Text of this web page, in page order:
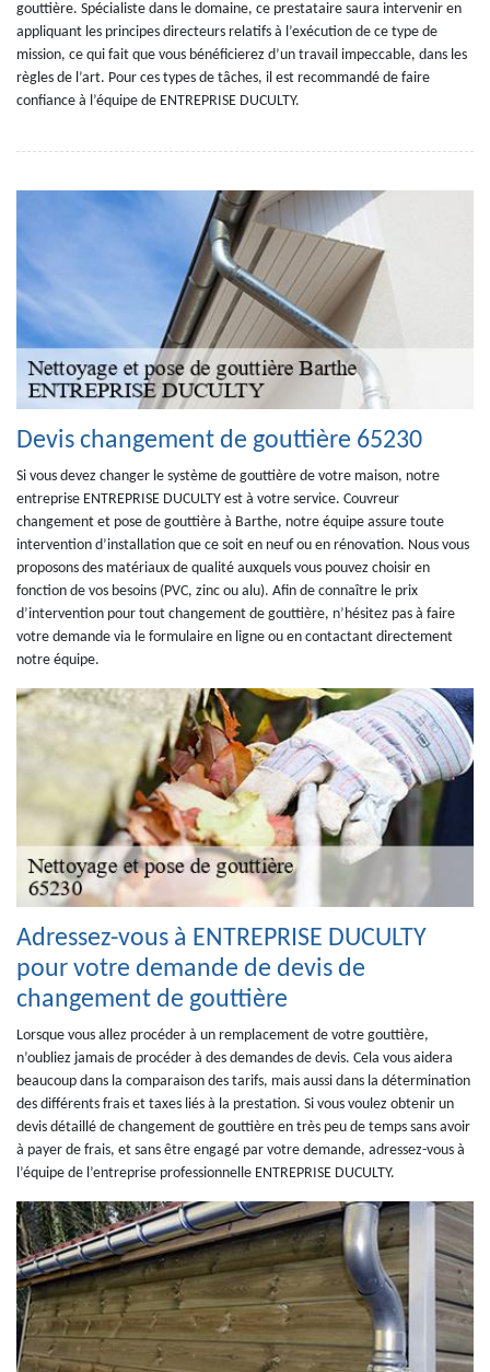
gouttière. Spécialiste dans le domaine, ce prestataire saura intervenir en
appliquant les principes directeurs relatifs à l’exécution de ce type de
mission, ce qui fait que vous bénéficierez d’un travail impeccable, dans les
règles de l’art. Pour ces types de tâches, il est recommandé de faire
confiance à l’équipe de ENTREPRISE DUCULTY.
Devis changement de gouttière 65230
Si vous devez changer le système de gouttière de votre maison, notre
entreprise ENTREPRISE DUCULTY est à votre service. Couvreur
changement et pose de gouttière à Barthe, notre équipe assure toute
intervention d’installation que ce soit en neuf ou en rénovation. Nous vous
proposons des matériaux de qualité auxquels vous pouvez choisir en
fonction de vos besoins (PVC, zinc ou alu). Afin de connaître le prix
d’intervention pour tout changement de gouttière, n’hésitez pas à faire
votre demande via le formulaire en ligne ou en contactant directement
notre équipe.
Adressez-vous à ENTREPRISE DUCULTY
pour votre demande de devis de
changement de gouttière
Lorsque vous allez procéder à un remplacement de votre gouttière,
n’oubliez jamais de procéder à des demandes de devis. Cela vous aidera
beaucoup dans la comparaison des tarifs, mais aussi dans la détermination
des différents frais et taxes liés à la prestation. Si vous voulez obtenir un
devis détaillé de changement de gouttière en très peu de temps sans avoir
à payer de frais, et sans être engagé par votre demande, adressez-vous à
l’équipe de l’entreprise professionnelle ENTREPRISE DUCULTY.